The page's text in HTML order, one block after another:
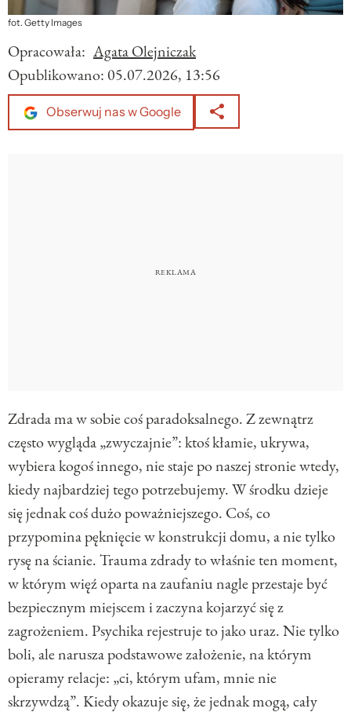
fot. Getty Images
Opracowała: Agata Olejniczak
Opublikowano: 05.07.2026, 13:56
Obserwuj nas w Google
Zdrada ma w sobie coś paradoksalnego. Z zewnątrz
często wygląda „zwyczajnie”: ktoś kłamie, ukrywa,
wybiera kogoś innego, nie staje po naszej stronie wtedy,
kiedy najbardziej tego potrzebujemy. W środku dzieje
się jednak coś dużo poważniejszego. Coś, co
przypomina pęknięcie w konstrukcji domu, a nie tylko
rysę na ścianie. Trauma zdrady to właśnie ten moment,
w którym więź oparta na zaufaniu nagle przestaje być
bezpiecznym miejscem i zaczyna kojarzyć się z
zagrożeniem. Psychika rejestruje to jako uraz. Nie tylko
boli, ale narusza podstawowe założenie, na którym
opieramy relacje: „ci, którym ufam, mnie nie
skrzywdzą”. Kiedy okazuje się, że jednak mogą, cały